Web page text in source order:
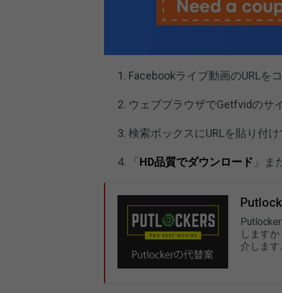
Facebookライブ動画のURLを
ウェブブラウザでGetfvidのサ
検索ボックスにURLを貼り付け
「 HD品質でダウンロード 」ま
します
介します